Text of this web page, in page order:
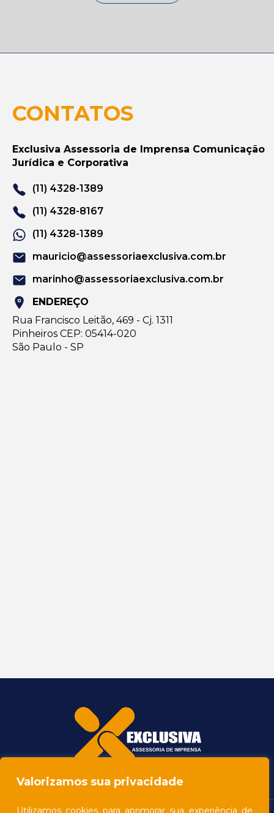
Valorizamos sua privacidade
Utilizamos cookies para aprimorar sua experiência de
CONTATOS
Exclusiva Assessoria de Imprensa Comunicação
Jurídica e Corporativa
(11) 4328-1389
(11) 4328-8167
(11) 4328-1389
mauricio@assessoriaexclusiva.com.br
marinho@assessoriaexclusiva.com.br
ENDEREÇO
Rua Francisco Leitão, 469 - Cj. 1311
Pinheiros CEP: 05414-020
São Paulo - SP